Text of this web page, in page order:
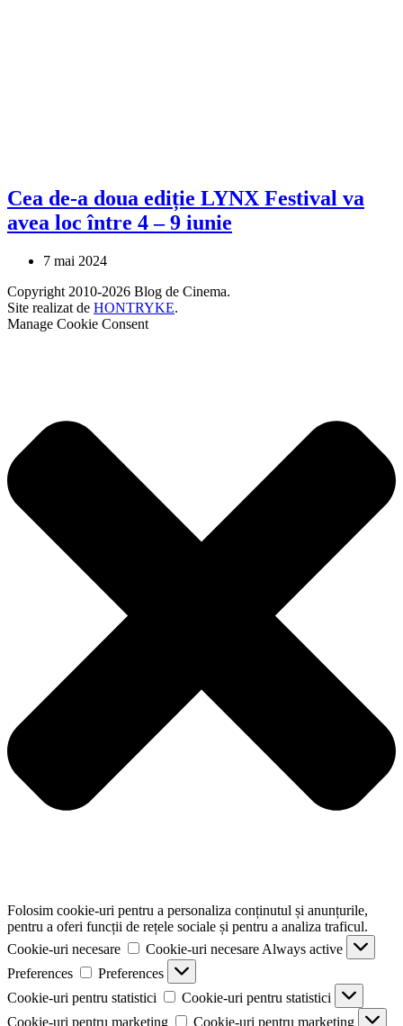
Cea de-a doua ediție LYNX Festival va
avea loc între 4 – 9 iunie
7 mai 2024
Copyright 2010-2026 Blog de Cinema.
Site realizat de HONTRYKE.
Manage Cookie Consent
Folosim cookie-uri pentru a personaliza conținutul și anunțurile,
pentru a oferi funcții de rețele sociale și pentru a analiza traficul.
Cookie-uri necesare
Cookie-uri necesare Always active
Preferences
Preferences
Cookie-uri pentru statistici
Cookie-uri pentru statistici
Cookie-uri pentru marketing
Cookie-uri pentru marketing